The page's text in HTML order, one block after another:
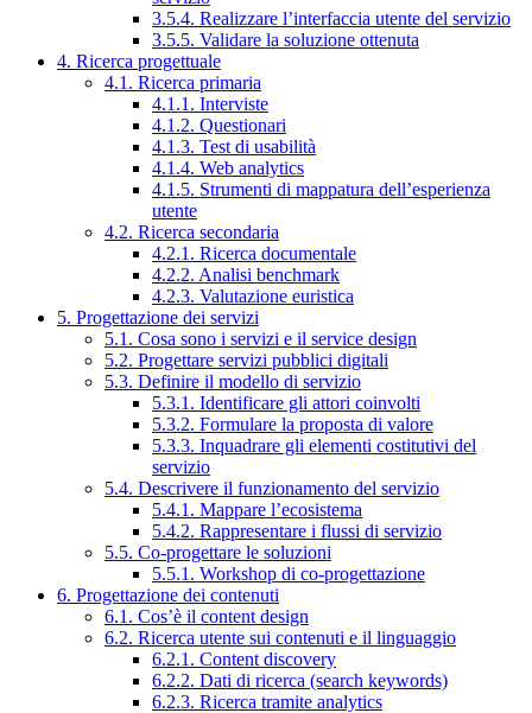
3.5.4. Realizzare l’interfaccia utente del servizio
3.5.5. Validare la soluzione ottenuta
4. Ricerca progettuale
4.1. Ricerca primaria
4.1.1. Interviste
4.1.2. Questionari
4.1.3. Test di usabilità
4.1.4. Web analytics
4.1.5. Strumenti di mappatura dell’esperienza
utente
4.2. Ricerca secondaria
4.2.1. Ricerca documentale
4.2.2. Analisi benchmark
4.2.3. Valutazione euristica
5. Progettazione dei servizi
5.1. Cosa sono i servizi e il service design
5.2. Progettare servizi pubblici digitali
5.3. Definire il modello di servizio
5.3.1. Identificare gli attori coinvolti
5.3.2. Formulare la proposta di valore
5.3.3. Inquadrare gli elementi costitutivi del
servizio
5.4. Descrivere il funzionamento del servizio
5.4.1. Mappare l’ecosistema
5.4.2. Rappresentare i flussi di servizio
5.5. Co-progettare le soluzioni
5.5.1. Workshop di co-progettazione
6. Progettazione dei contenuti
6.1. Cos’è il content design
6.2. Ricerca utente sui contenuti e il linguaggio
6.2.1. Content discovery
6.2.2. Dati di ricerca (search keywords)
6.2.3. Ricerca tramite analytics